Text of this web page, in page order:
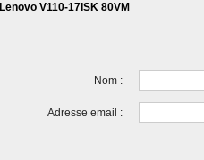
Lenovo V110-17ISK 80VM
Nom :
Adresse email :